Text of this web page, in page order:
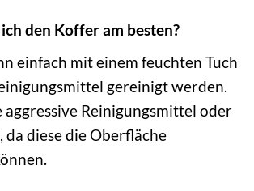
den Koffer am besten?
einfach mit einem feuchten Tuch
gereinigt werden.
aggressive Reinigungsmittel oder
da diese die Oberfläche